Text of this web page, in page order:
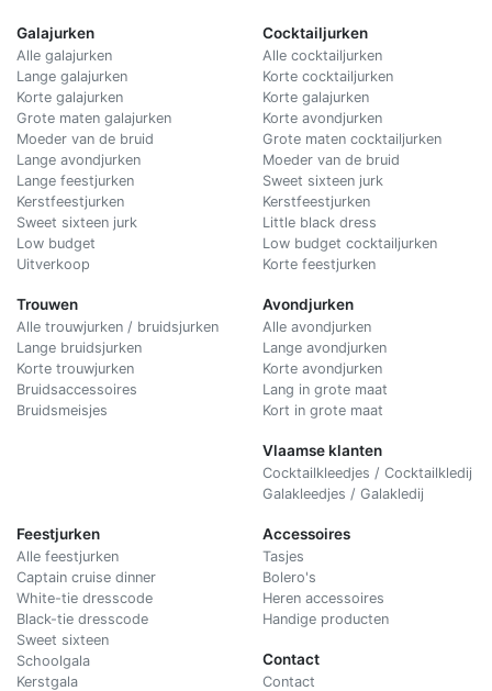
Galajurken
Alle galajurken
Lange galajurken
Korte galajurken
Grote maten galajurken
Moeder van de bruid
Lange avondjurken
Lange feestjurken
Kerstfeestjurken
Sweet sixteen jurk
Low budget
Uitverkoop
Trouwen
Alle trouwjurken / bruidsjurken
Lange bruidsjurken
Korte trouwjurken
Bruidsaccessoires
Bruidsmeisjes
Cocktailjurken
Alle cocktailjurken
Korte cocktailjurken
Korte galajurken
Korte avondjurken
Grote maten cocktailjurken
Moeder van de bruid
Sweet sixteen jurk
Kerstfeestjurken
Little black dress
Low budget cocktailjurken
Korte feestjurken
Avondjurken
Alle avondjurken
Lange avondjurken
Korte avondjurken
Lang in grote maat
Kort in grote maat
Vlaamse klanten
Cocktailkleedjes / Cocktailkledij
Galakleedjes / Galakledij
Feestjurken
Alle feestjurken
Captain cruise dinner
White-tie dresscode
Black-tie dresscode
Sweet sixteen
Schoolgala
Kerstgala
Accessoires
Tasjes
Bolero's
Heren accessoires
Handige producten
Contact
Contact